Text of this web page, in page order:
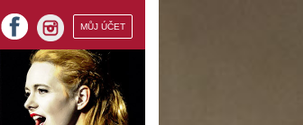
MŮJ ÚČET
instagram
facebook